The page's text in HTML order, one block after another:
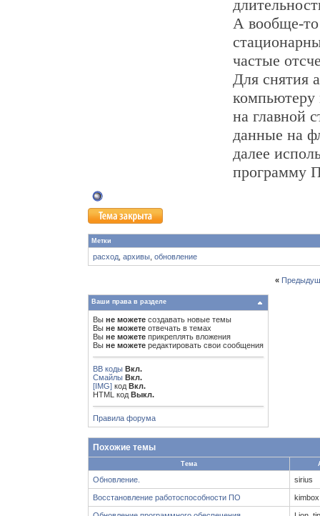
А вообще-то
частые
Для снятия
на главной
данные на
далее
программу
Метки
расход архивы обновление
«
Ваши права в разделе
Вы не можете создавать новые темы
Вы не можете отвечать в темах
Вы не можете прикреплять вложения
Вы не можете редактировать свои сообщения
BB коды Вкл.
Смайлы Вкл.
[IMG] код Вкл.
HTML код Выкл.
Правила форума
Похожие темы
Тема
Обновление. sirius
Восстановление работоспособности ПО kimbox